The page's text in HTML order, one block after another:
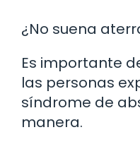
¿No suena
Es importante
las personas
síndrome de
manera.